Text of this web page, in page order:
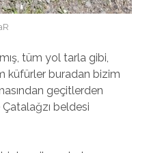
tüm yol tarla gibi,
küfürler buradan bizim
geçitlerden
beldesi